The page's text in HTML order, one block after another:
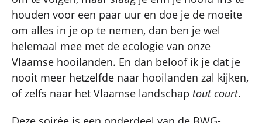
houden voor een paar uur en doe je de moeite
om alles in je op te nemen, dan ben je wel
helemaal mee met de ecologie van onze
Vlaamse hooilanden. En dan beloof ik je dat je
nooit meer hetzelfde naar hooilanden zal kijken,
of zelfs naar het Vlaamse landschap tout court.